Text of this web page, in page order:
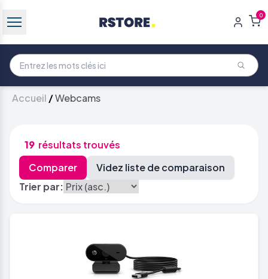
0
Accueil /Webcams
19 résultats trouvés
Trier par: